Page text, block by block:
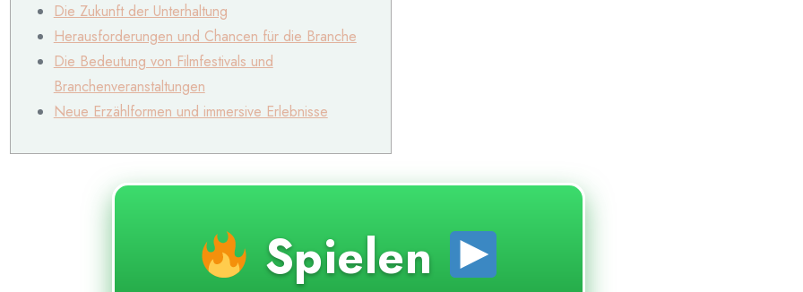
Die Zukunft der Unterhaltung
Herausforderungen und Chancen für die Branche
Die Bedeutung von Filmfestivals und
Branchenveranstaltungen
Neue Erzählformen und immersive Erlebnisse
Spielen